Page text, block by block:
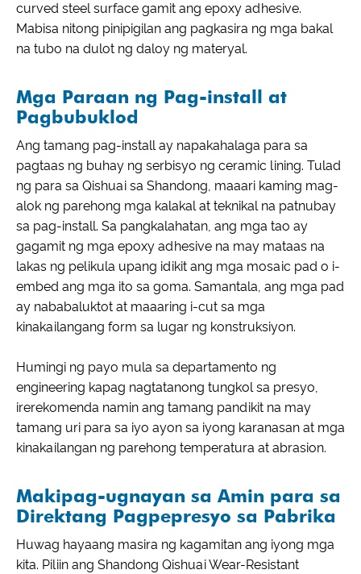
curved steel surface gamit ang epoxy adhesive.
Mabisa nitong pinipigilan ang pagkasira ng mga bakal
na tubo na dulot ng daloy ng materyal.
Mga Paraan ng Pag-install at
Pagbubuklod
Ang tamang pag-install ay napakahalaga para sa
pagtaas ng buhay ng serbisyo ng ceramic lining. Tulad
ng para sa Qishuai sa Shandong, maaari kaming mag-
alok ng parehong mga kalakal at teknikal na patnubay
sa pag-install. Sa pangkalahatan, ang mga tao ay
gagamit ng mga epoxy adhesive na may mataas na
lakas ng pelikula upang idikit ang mga mosaic pad o i-
embed ang mga ito sa goma. Samantala, ang mga pad
ay nababaluktot at maaaring i-cut sa mga
kinakailangang form sa lugar ng konstruksiyon.
Humingi ng payo mula sa departamento ng
engineering kapag nagtatanong tungkol sa presyo,
irerekomenda namin ang tamang pandikit na may
tamang uri para sa iyo ayon sa iyong karanasan at mga
kinakailangan ng parehong temperatura at abrasion.
Makipag-ugnayan sa Amin para sa
Direktang Pagpepresyo sa Pabrika
Huwag hayaang masira ng kagamitan ang iyong mga
kita. Piliin ang Shandong Qishuai Wear-Resistant